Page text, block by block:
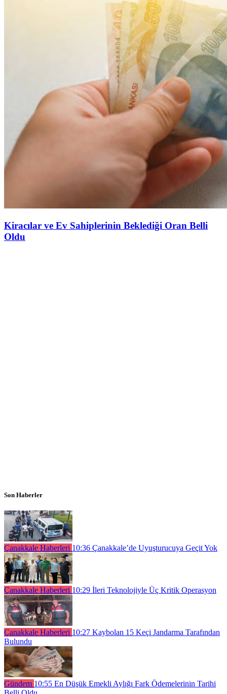
Kiracılar ve Ev Sahiplerinin Beklediği Oran Belli
Oldu
Son Haberler
Çanakkale Haberleri 10:36 Çanakkale’de Uyuşturucuya Geçit Yok
Çanakkale Haberleri 10:29 İleri Teknolojiyle Üç Kritik Operasyon
Çanakkale Haberleri 10:27 Kaybolan 15 Keçi Jandarma Tarafından
Bulundu
Gündem 10:55 En Düşük Emekli Aylığı Fark Ödemelerinin Tarihi